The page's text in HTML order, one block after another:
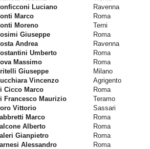
Luciano
Ravenna
Marco
Roma
Moreno
Terni
Giuseppe
Roma
Andrea
Ravenna
Umberto
Roma
Massimo
Roma
Giuseppe
Milano
Vincenzo
Agrigento
Cicco Marco
Roma
Francesco Maurizio
Teramo
Vittorio
Sassari
Marco
Roma
Alberto
Roma
Gianpietro
Roma
Alessandro
Roma